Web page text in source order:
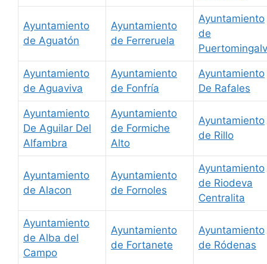
Ayuntamiento
de Aguatón
Ayuntamiento
de Ferreruela
Ayuntamiento
de
Ayuntamiento
de Aguaviva
Ayuntamiento
de Fonfría
Ayuntamiento
De Rafales
Ayuntamiento
De Aguilar Del
Alfambra
Ayuntamiento
de Formiche
Alto
Ayuntamiento
de Rillo
Ayuntamiento
de Alacon
Ayuntamiento
de Fornoles
Ayuntamiento
de Riodeva
Centralita
Ayuntamiento
de Alba del
Campo
Ayuntamiento
de Fortanete
Ayuntamiento
de Ródenas